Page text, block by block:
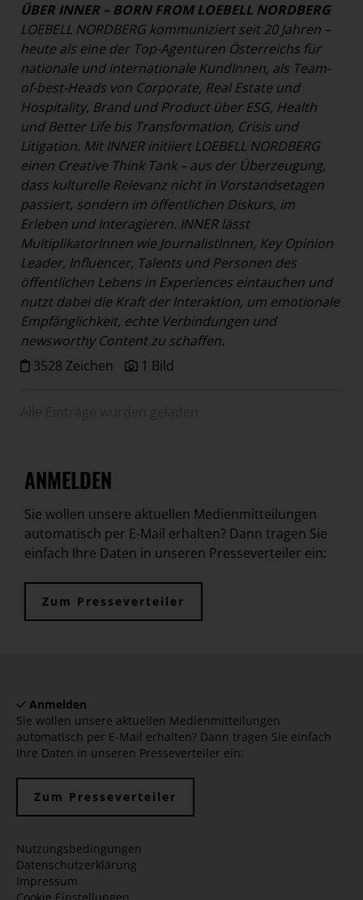
ÜBER INNER – BORN FROM LOEBELL NORDBERG
LOEBELL NORDBERG kommuniziert seit 20 Jahren –
heute als eine der Top-Agenturen Österreichs für
nationale und internationale KundInnen, als Team-
of-best-Heads von Corporate, Real Estate und
Hospitality, Brand und Product über ESG, Health
und Better Life bis Transformation, Crisis und
Litigation. Mit INNER initiiert LOEBELL NORDBERG
einen Creative Think Tank – aus der Überzeugung,
dass kulturelle Relevanz nicht in Vorstandsetagen
passiert, sondern im öffentlichen Diskurs, im
Erleben und Interagieren. INNER lässt
MultiplikatorInnen wie JournalistInnen, Key Opinion
Leader, Influencer, Talents und Personen des
öffentlichen Lebens in Experiences eintauchen und
nutzt dabei die Kraft der Interaktion, um emotionale
Empfänglichkeit, echte Verbindungen und
newsworthy Content zu schaffen.
3528 Zeichen
1 Bild
ANMELDEN
Sie wollen unsere aktuellen Medienmitteilungen
automatisch per E-Mail erhalten? Dann tragen Sie
einfach Ihre Daten in unseren Presseverteiler ein:
Zum Presseverteiler
Anmelden
Sie wollen unsere aktuellen Medienmitteilungen
automatisch per E-Mail erhalten? Dann tragen Sie einfach
Ihre Daten in unseren Presseverteiler ein:
Zum Presseverteiler
Nutzungsbedingungen
Datenschutzerklärung
Impressum